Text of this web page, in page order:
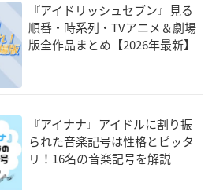
『アイドリッシュセブン』見る
順番・時系列・TVアニメ＆劇場
版全作品まとめ【2026年最新】
『アイナナ』アイドルに割り振
られた音楽記号は性格とピッタ
リ！16名の音楽記号を解説